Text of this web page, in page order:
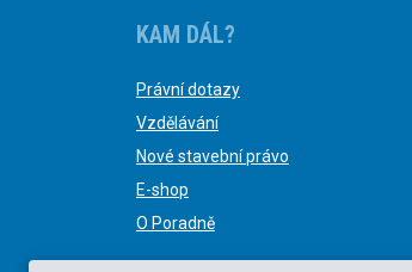
KAM DÁL?
Právní dotazy
Vzdělávání
Nové stavební právo
E-shop
O Poradně